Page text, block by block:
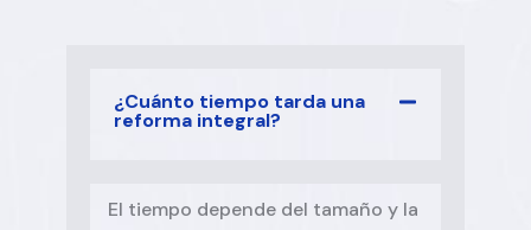
¿Cuánto tiempo tarda una
reforma integral?
El tiempo depende del tamaño y la